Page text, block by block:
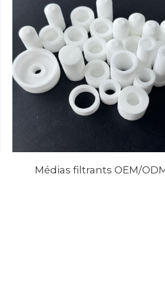
Médias filtrants OEM/